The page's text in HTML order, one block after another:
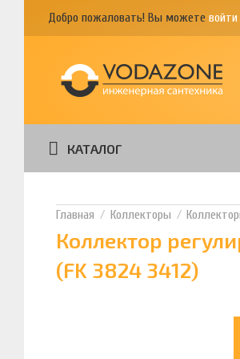
Добро пожаловать! Вы можете войти
КАТАЛОГ
Коллекторы
Коллектор
(FK 3824 3412)